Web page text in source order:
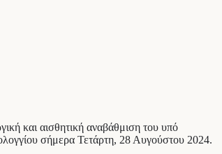
και αισθητική αναβάθμιση του υπό
σήμερα Τετάρτη, 28 Αυγούστου 2024.